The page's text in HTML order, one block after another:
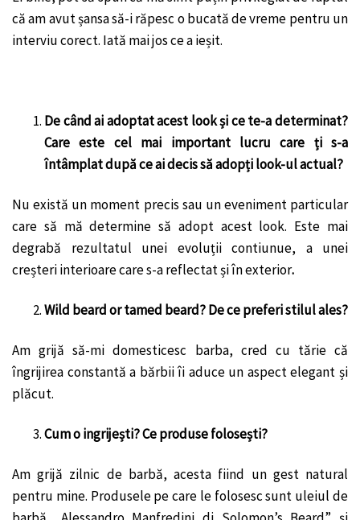
că am avut șansa să-i răpesc o bucată de vreme pentru un
interviu corect. Iată mai jos ce a ieșit.
De când ai adoptat acest look și ce te-a determinat?
Care este cel mai important lucru care ți s-a
întâmplat după ce ai decis să adopți look-ul actual?
Nu există un moment precis sau un eveniment particular
care să mă determine să adopt acest look. Este mai
degrabă rezultatul unei evoluții contiunue, a unei
creșteri interioare care s-a reflectat și în exterior.
Wild beard or tamed beard? De ce preferi stilul ales?
Am grijă să-mi domesticesc barba, cred cu tărie că
îngrijirea constantă a bărbii îi aduce un aspect elegant și
plăcut.
Cum o ingrijești? Ce produse folosești?
Am grijă zilnic de barbă, acesta fiind un gest natural
pentru mine. Produsele pe care le folosesc sunt uleiul de